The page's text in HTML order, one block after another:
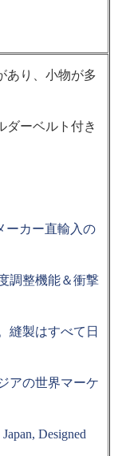
あり、小物が多
ダーベルト付き
ーカー直輸入の
調整機能＆衝撃
縫製はすべて日
アの世界マーケ
Designed